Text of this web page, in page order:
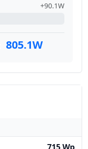
+90.1W
805.1W